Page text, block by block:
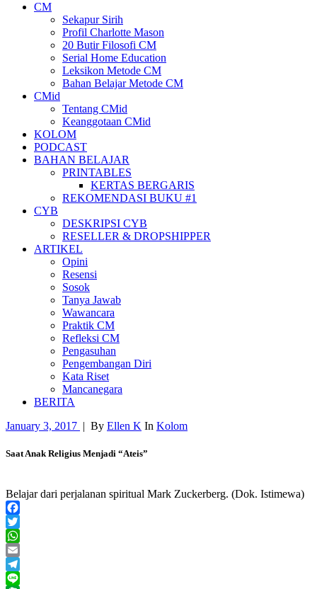
CM
Sekapur Sirih
Profil Charlotte Mason
20 Butir Filosofi CM
Serial Home Education
Leksikon Metode CM
Bahan Belajar Metode CM
CMid
Tentang CMid
Keanggotaan CMid
KOLOM
PODCAST
BAHAN BELAJAR
PRINTABLES
KERTAS BERGARIS
REKOMENDASI BUKU #1
CYB
DESKRIPSI CYB
RESELLER & DROPSHIPPER
ARTIKEL
Opini
Resensi
Sosok
Tanya Jawab
Wawancara
Praktik CM
Refleksi CM
Pengasuhan
Pengembangan Diri
Kata Riset
Mancanegara
BERITA
January 3, 2017 | By Ellen K In Kolom
Saat Anak Religius Menjadi “Ateis”
Belajar dari perjalanan spiritual Mark Zuckerberg. (Dok. Istimewa)
Facebook
Twitter
WhatsApp
Email
Telegram